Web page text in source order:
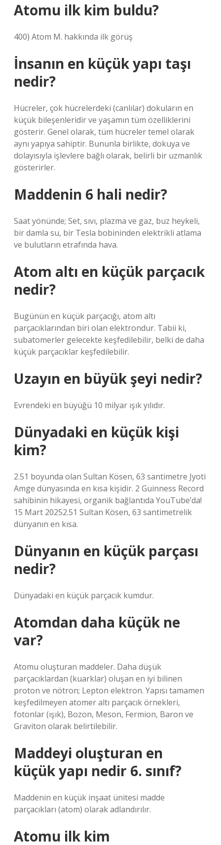
Atomu ilk kim buldu?
400) Atom M. hakkında ilk görüş
İnsanın en küçük yapı taşı
nedir?
Hücreler, çok hücrelerdeki (canlılar) dokuların en
küçük bileşenleridir ve yaşamın tüm özelliklerini
gösterir. Genel olarak, tüm hücreler temel olarak
aynı yapıya sahiptir. Bununla birlikte, dokuya ve
dolayısıyla işlevlere bağlı olarak, belirli bir uzmanlık
gösterirler.
Maddenin 6 hali nedir?
Saat yönünde; Set, sıvı, plazma ve gaz, buz heykeli,
bir damla su, bir Tesla bobininden elektrikli atlama
ve bulutların etrafında hava.
Atom altı en küçük parçacık
nedir?
Bugünün en küçük parçacığı, atom altı
parçacıklarından biri olan elektrondur. Tabii ki,
subatomerler gelecekte keşfedilebilir, belki de daha
küçük parçacıklar keşfedilebilir.
Uzayın en büyük şeyi nedir?
Evrendeki en büyüğü 10 milyar ışık yılıdır.
Dünyadaki en küçük kişi
kim?
2.51 boyunda olan Sultan Kösen, 63 santimetre Jyoti
Amge dünyasında en kısa kişidir. 2 Guinness Record
sahibinin hikayesi, organik bağlantıda YouTube’da!
15 Mart 20252.51 Sultan Kösen, 63 santimetrelik
dünyanın en kısa.
Dünyanın en küçük parçası
nedir?
Dünyadaki en küçük parçacık kumdur.
Atomdan daha küçük ne
var?
Atomu oluşturan maddeler. Daha düşük
parçacıklardan (kuarklar) oluşan en iyi bilinen
proton ve nötron; Lepton elektron. Yapısı tamamen
keşfedilmeyen atomer altı parçacık örnekleri,
fotonlar (ışık), Bozon, Meson, Fermion, Baron ve
Graviton olarak belirtilebilir.
Maddeyi oluşturan en
küçük yapı nedir 6. sınıf?
Maddenin en küçük inşaat ünitesi madde
parçacıkları (atom) olarak adlandırılır.
Atomu ilk kim